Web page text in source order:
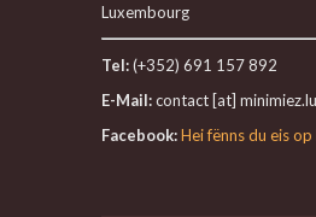
Luxembourg
Tel:(+352) 691 157 892
E-Mail:contact [at] minimiez.lu
Facebook:Hei fënns du eis